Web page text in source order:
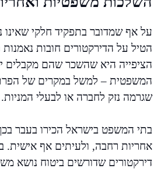
על אף שמדובר בתפקיד חלקי שאינו
הטיל על הדירקטורים חובות נאמנות
הציפייה היא שהשכר שהם
המשפטית – למשל במקרים של
שגרמה נזק לחברה או לבעלי המניות.
בתי המשפט בישראל הכירו בעבר
אחריות רחבה, ולעיתים אף אישית.
דירקטורים שדורשים ביטוח נושא